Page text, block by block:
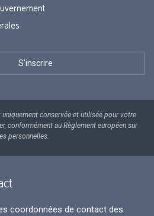
uniquement conservée et utilisée pour votre
conformément au Règlement européen sur
personnelles.
coordonnées de contact des